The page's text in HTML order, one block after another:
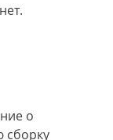
о
сборку